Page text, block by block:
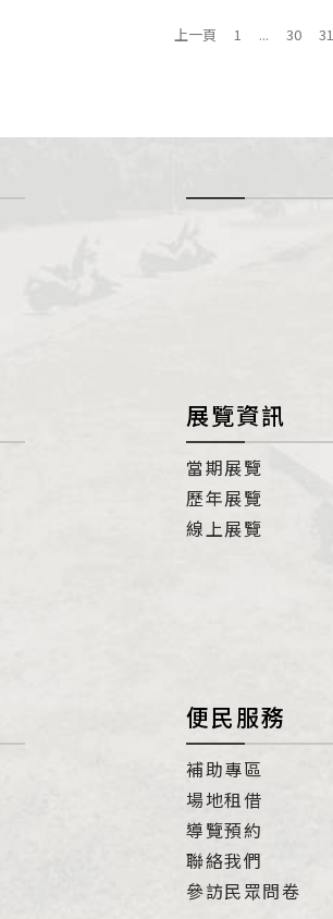
上一頁 1 ... 30 31
點
展覽資訊
當期展覽
歷年展覽
線上展覽
便民服務
補助專區
場地租借
導覽預約
聯絡我們
參訪民眾問卷